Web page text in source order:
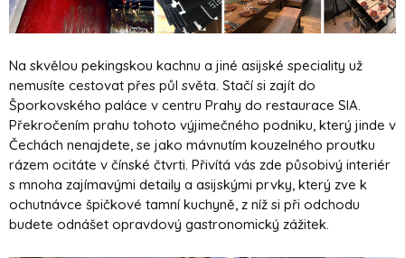
Na skvělou pekingskou kachnu a jiné asijské speciality už
nemusíte cestovat přes půl světa. Stačí si zajít do
Šporkovského paláce v centru Prahy do restaurace SIA.
Překročením prahu tohoto výjimečného podniku, který jinde v
Čechách nenajdete, se jako mávnutím kouzelného proutku
rázem ocitáte v čínské čtvrti. Přivítá vás zde působivý interiér
s mnoha zajímavými detaily a asijskými prvky, který zve k
ochutnávce špičkové tamní kuchyně, z níž si při odchodu
budete odnášet opravdový gastronomický zážitek.